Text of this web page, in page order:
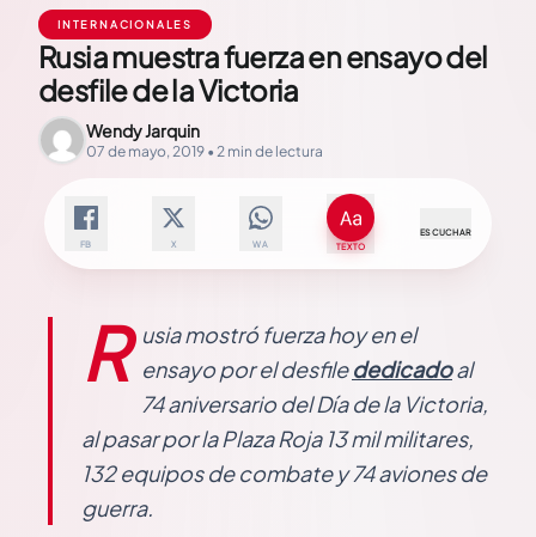
INTERNACIONALES
Rusia muestra fuerza en ensayo del
desfile de la Victoria
Wendy Jarquin
07 de mayo, 2019 • 2 min de lectura
FB X WA TEXTO
ESCUCHAR
R
usia mostró fuerza hoy en el
ensayo por el desfilededicadoal
74 aniversario del Día de la Victoria,
al pasar por la Plaza Roja 13 mil militares,
132 equipos de combate y 74 aviones de
guerra.